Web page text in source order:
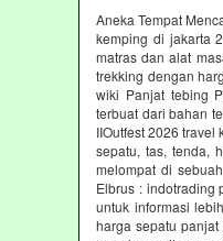
Aneka Tempat
kemping di jakarta
matras dan alat
trekking dengan
wiki Panjat tebing
terbuat dari bahan
IIOutfest 2026
sepatu, tas, tenda,
melompat di
Elbrus : indotrading
untuk informasi
harga sepatu